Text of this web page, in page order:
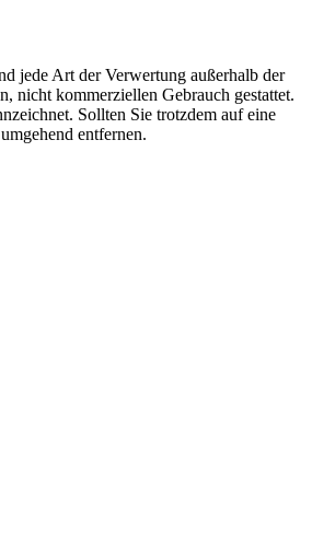
jede Art der Verwertung außerhalb der
nicht kommerziellen Gebrauch gestattet.
Sollten Sie trotzdem auf eine
entfernen.